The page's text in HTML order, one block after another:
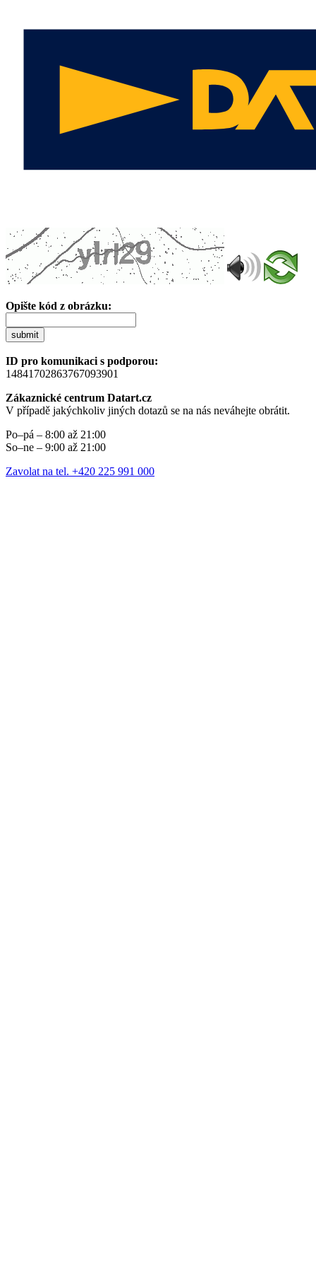
Opište kód z obrázku:
submit
ID pro komunikaci s podporou:
14841702863767093901
Zákaznické centrum Datart.cz
V případě jakýchkoliv jiných dotazů se na nás neváhejte obrátit.
Po–pá – 8:00 až 21:00
So–ne – 9:00 až 21:00
Zavolat na tel. +420 225 991 000